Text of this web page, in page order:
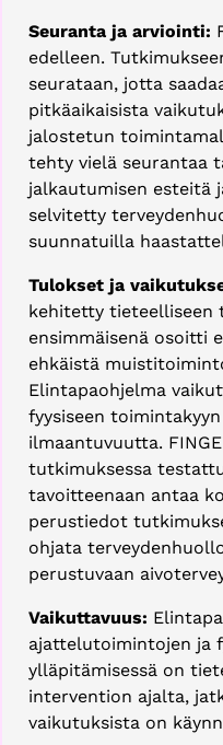
Seuranta ja arviointi:
edelleen.
seurataan, jotta
pitkäaikaisista
jalostetun
tehty vielä seurantaa
jalkautumisen esteitä
selvitetty
suunnatuilla
Tulokset ja
kehitetty tieteelliseen
ensimmäisenä osoitti
ehkäistä
Elintapaohjelma
fyysiseen
ilmaantuvuutta.
tutkimuksessa
tavoitteenaan antaa
perustiedot
ohjata
perustuvaan
Vaikuttavuus:
ajattelutoimintojen ja
ylläpitämisessä on
intervention ajalta,
vaikutuksista on